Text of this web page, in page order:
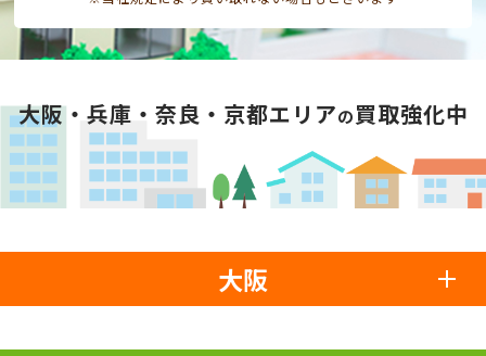
大阪・兵庫・奈良・京都エリアの買取強化中
大阪